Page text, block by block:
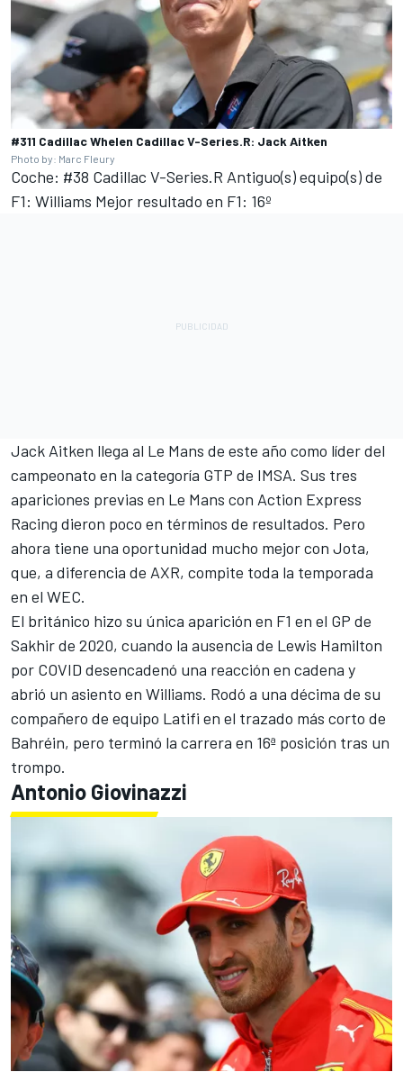
#311 Cadillac Whelen Cadillac V-Series.R: Jack Aitken
Photo by: Marc Fleury
Coche: #38 Cadillac V-Series.R Antiguo(s) equipo(s) de
F1: Williams Mejor resultado en F1: 16º
Jack Aitken llega al Le Mans de este año como líder del
campeonato en la categoría GTP de IMSA. Sus tres
apariciones previas en Le Mans con Action Express
Racing dieron poco en términos de resultados. Pero
ahora tiene una oportunidad mucho mejor con Jota,
que, a diferencia de AXR, compite toda la temporada
en el WEC.
El británico hizo su única aparición en F1 en el GP de
Sakhir de 2020, cuando la ausencia de Lewis Hamilton
por COVID desencadenó una reacción en cadena y
abrió un asiento en Williams. Rodó a una décima de su
compañero de equipo Latifi en el trazado más corto de
Bahréin, pero terminó la carrera en 16ª posición tras un
trompo.
Antonio Giovinazzi